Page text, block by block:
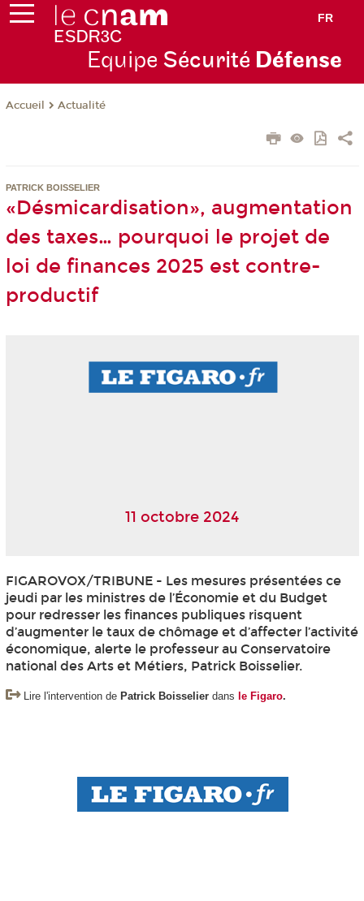
FR
Equipe Sécurité Défense
Accueil Actualité
PATRICK BOISSELIER
«Désmicardisation», augmentation
des taxes… pourquoi le projet de
loi de finances 2025 est contre-
productif
11 octobre 2024
FIGAROVOX/TRIBUNE - Les mesures présentées ce
jeudi par les ministres de l’Économie et du Budget
pour redresser les finances publiques risquent
d’augmenter le taux de chômage et d’affecter l’activité
économique, alerte le professeur au Conservatoire
national des Arts et Métiers, Patrick Boisselier.
Lire l'intervention de Patrick Boisselier dans le Figaro.